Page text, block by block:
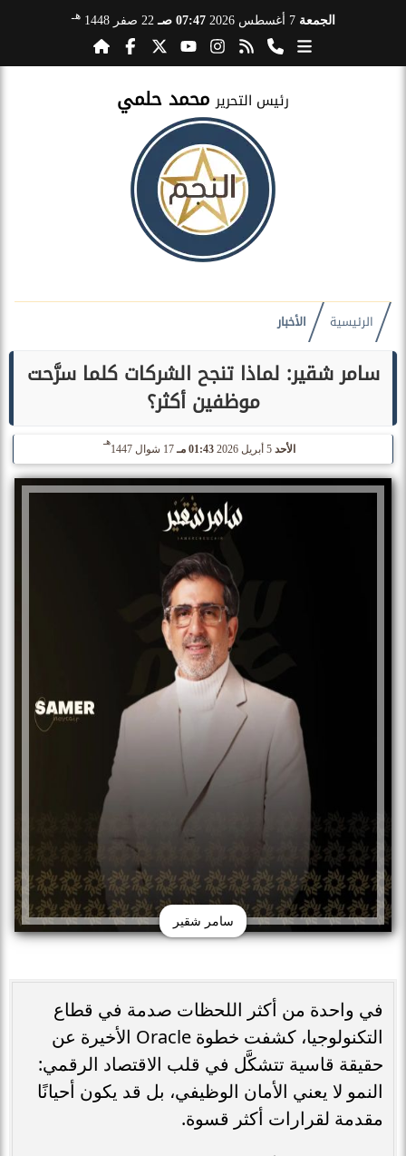
الجمعة 7 أغسطس 2026 07:47 صـ 22 صفر 1448 هـ
رئيس التحرير محمد حلمي
الرئيسية الأخبار
سامر شقير: لماذا تنجح الشركات كلما سرَّحت
موظفين أكثر؟
الأحد 01:43 مـ 17 شوال 1447
هـ
سامر شقير
في واحدة من أكثر اللحظات صدمة في قطاع
التكنولوجيا، كشفت خطوة Oracle الأخيرة عن
حقيقة قاسية تتشكَّل في قلب الاقتصاد الرقمي:
النمو لا يعني الأمان الوظيفي، بل قد يكون أحيانًا
مقدمة لقرارات أكثر قسوة.